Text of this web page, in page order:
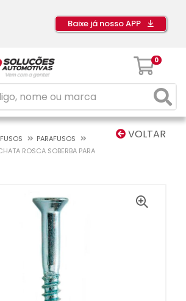
Baixe já nosso APP
0
VOLTAR
PARAFUSOS
ROSCA SOBERBA PARA